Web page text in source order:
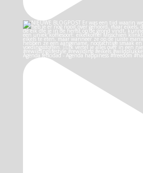
Agenda felicidad - Agenda happiness #freedom #ha